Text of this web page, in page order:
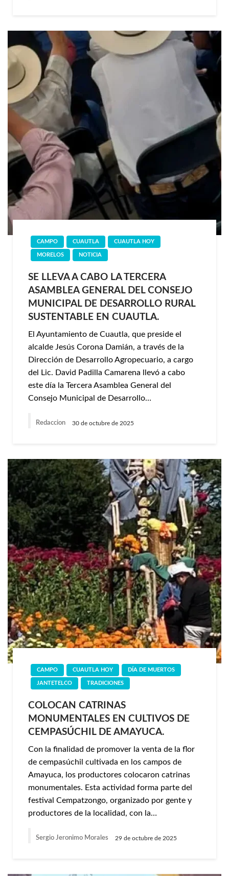
CAMPO CUAUTLA CUAUTLA HOY
MORELOS NOTICIA
SE LLEVA A CABO LA TERCERA
ASAMBLEA GENERAL DEL CONSEJO
MUNICIPAL DE DESARROLLO RURAL
SUSTENTABLE EN CUAUTLA.
El Ayuntamiento de Cuautla, que preside el
alcalde Jesús Corona Damián, a través de la
Dirección de Desarrollo Agropecuario, a cargo
del Lic. David Padilla Camarena llevó a cabo
este día la Tercera Asamblea General del
Consejo Municipal de Desarrollo…
Redaccion 30 de octubre de 2025
CAMPO CUAUTLA HOY DÍA DE MUERTOS
JANTETELCO TRADICIONES
COLOCAN CATRINAS
MONUMENTALES EN CULTIVOS DE
CEMPASÚCHIL DE AMAYUCA.
Con la finalidad de promover la venta de la flor
de cempasúchil cultivada en los campos de
Amayuca, los productores colocaron catrinas
monumentales. Esta actividad forma parte del
festival Cempatzongo, organizado por gente y
productores de la localidad, con la…
Sergio Jeronimo Morales 29 de octubre de 2025